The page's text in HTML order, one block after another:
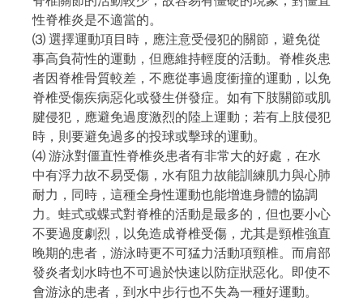
性脊椎炎是不適當的。
⑶ 選擇運動項目時，應注意受侵犯的關節，避免從
事高負荷性的運動，但應維持輕度的活動。脊椎炎患
者因脊椎骨質較差，不應從事過度衝撞的運動，以免
脊椎受傷疾病惡化或發生併發症。如有下肢關節或肌
腱侵犯，應避免過度激烈的陸上運動；若有上肢侵犯
時，則要避免過多的投球或擊球的運動。
⑷ 游泳對僵直性脊椎炎患者有非常大的好處，在水
中有浮力故不易受傷，水有阻力故能訓練肌力與心肺
耐力，同時，這種全身性運動也能增進身體的協調
力。蛙式或蝶式對脊椎的活動是最多的，但也要小心
不要過度劇烈，以免造成脊椎受傷，尤其是頸椎強直
晚期的患者，游泳時更不可猛力活動項頸椎。而肩部
發炎者划水時也不可過於快速以防症狀惡化。即使不
會游泳的患者，到水中步行也不失為一種好運動。